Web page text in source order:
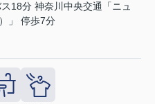
ス18分 神奈川中央交通「ニュ
」 停歩7分